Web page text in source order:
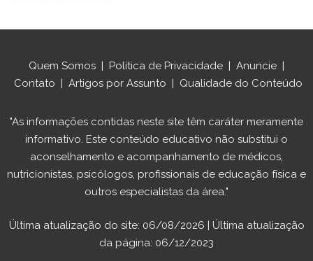
Quem Somos | Política de Privacidade | Anuncie |
Contato | Artigos por Assunto | Qualidade do Conteúdo
"As informações contidas neste site têm caráter meramente
informativo. Este conteúdo educativo não substitui o
aconselhamento e acompanhamento de médicos,
nutricionistas, psicólogos, profissionais de educação física e
outros especialistas da área."
Última atualização do site: 06/08/2026 | Última atualização
da página: 06/12/2023